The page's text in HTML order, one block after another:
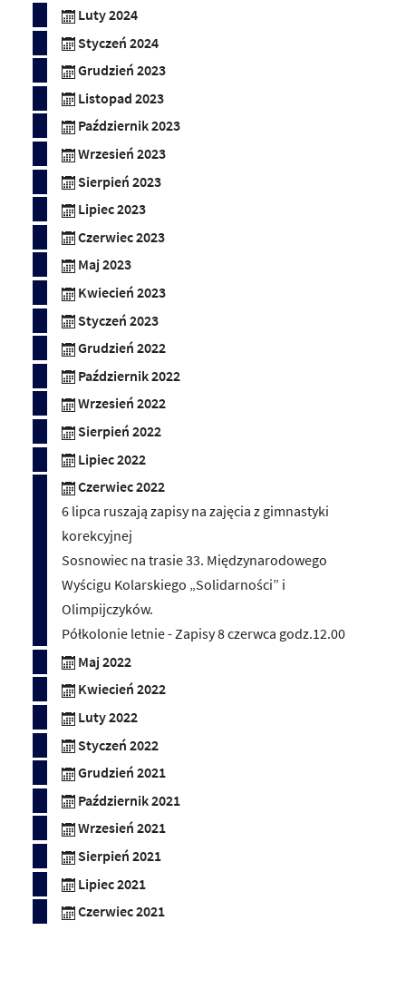
Luty 2024
Styczeń 2024
Grudzień 2023
Listopad 2023
Październik 2023
Wrzesień 2023
Sierpień 2023
Lipiec 2023
Czerwiec 2023
Maj 2023
Kwiecień 2023
Styczeń 2023
Grudzień 2022
Październik 2022
Wrzesień 2022
Sierpień 2022
Lipiec 2022
Czerwiec 2022
6 lipca ruszają zapisy na zajęcia z gimnastyki
korekcyjnej
Sosnowiec na trasie 33. Międzynarodowego
Wyścigu Kolarskiego „Solidarności” i
Olimpijczyków.
Półkolonie letnie - Zapisy 8 czerwca godz.12.00
Maj 2022
Kwiecień 2022
Luty 2022
Styczeń 2022
Grudzień 2021
Październik 2021
Wrzesień 2021
Sierpień 2021
Lipiec 2021
Czerwiec 2021